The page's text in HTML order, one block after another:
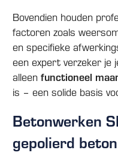
Bovendien houden
factoren zoals
en specifieke
een expert verzeker je
alleen functioneel
is – een solide basis
Betonwerken
gepolierd beton